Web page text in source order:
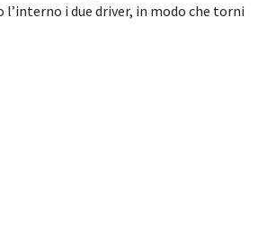
l’interno i due driver, in modo che torni